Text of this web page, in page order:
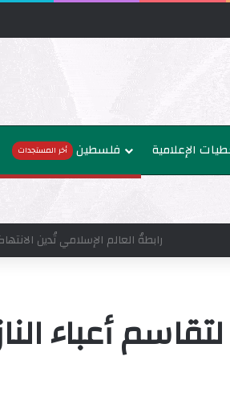
فلسطين أخر المستجدات الإعلامية
وزراء خارجية 8 دول عربية وإسلامية يدينون الانتهاكات الإسرائيلية المتواصلة في غزة
أعباء